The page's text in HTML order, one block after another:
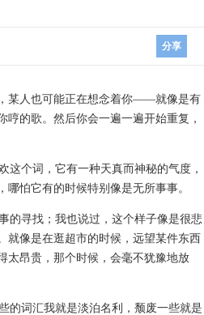
分享
某人也可能正在想念着你——就像是有
的歌。然后你会一遍一遍开始重复，
这个词，它有一种天真而神秘的气度，
怕它有的时候特别像是无所事事。
的寻找；我也说过，这个样子像是很悲
就像是在逛超市的时候，远望某件东西
太昂贵，那个时候，会毫不犹豫地放
的词汇我就是淡泊名利，颓废一些就是